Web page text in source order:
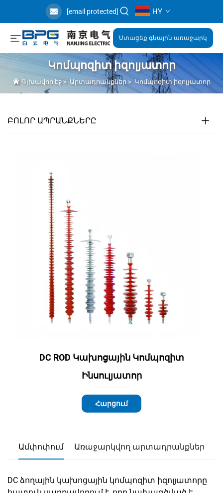
[email protected] HY
Ստացեք գնային առաջարկ
Կոմպոզիտ իզոլյատոր
Գլխավոր էջ>Արտադրանքներ > Կոմպոզիտ իզոլյատոր
ԲՈԼՈՐ ԱՊՐԱՆՔՆԵՐԸ
DC ROD Կախոցային Կոմպոզիտ
Ինսուլյատոր
Հարցում
Ամփոփում Առաջարկվող արտադրանքներ
DC ձողային կախոցային կոմպոզիտ իզոլյատորը